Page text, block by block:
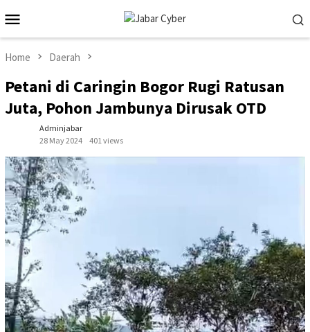
to
contentMenu
Home Daerah
Petani di Caringin Bogor Rugi Ratusan
Juta, Pohon Jambunya Dirusak OTD
Adminjabar
28 May 2024
401 views